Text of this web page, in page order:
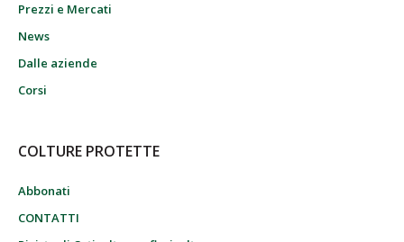
Prezzi e Mercati
News
Dalle aziende
Corsi
COLTURE PROTETTE
Abbonati
CONTATTI